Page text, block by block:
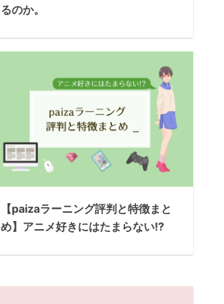
るのか。
【paizaラーニング評判と特徴まと
め】アニメ好きにはたまらない!?